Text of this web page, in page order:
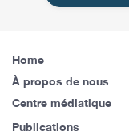
Home
À propos de nous
Centre médiatique
Publications